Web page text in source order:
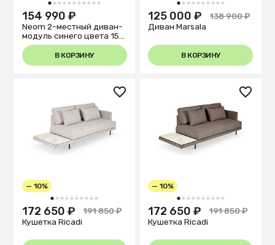
1 2 3 4 5 6 7 8 9 1011
154 990 ₽
Neom 2-местный диван-
модуль синего цвета 150
см
В КОРЗИНУ
1 2 3 4 5 6 7 8 9 10
125 000 ₽
138 900 ₽
Диван Marsala
В КОРЗИНУ
1 2 3 4 5 6 7 8 9 10
— 10%
172 650 ₽
191 850 ₽
Кушетка Ricadi
1 2 3 4 5 6 7 8 9 10
— 10%
172 650 ₽
191 850 ₽
Кушетка Ricadi